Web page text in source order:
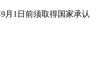
月1日前须取得国家承认